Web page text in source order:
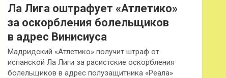
Ла Лига оштрафует «Атлетико»
за оскорбления болельщиков
в адрес Винисиуса
Мадридский «Атлетико» получит штраф от
испанской Ла Лиги за расистские оскорбления
болельщиков в адрес полузащитника «Реала»